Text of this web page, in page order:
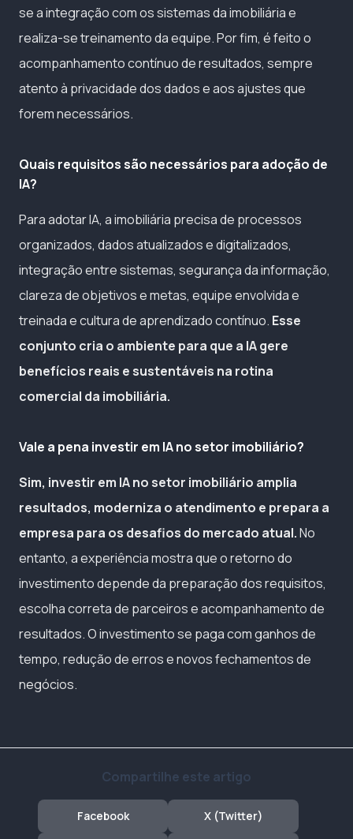
se a integração com os sistemas da imobiliária e
realiza-se treinamento da equipe. Por fim, é feito o
acompanhamento contínuo de resultados, sempre
atento à privacidade dos dados e aos ajustes que
forem necessários.
Quais requisitos são necessários para adoção de
IA?
Para adotar IA, a imobiliária precisa de processos
organizados, dados atualizados e digitalizados,
integração entre sistemas, segurança da informação,
clareza de objetivos e metas, equipe envolvida e
treinada e cultura de aprendizado contínuo. Esse
conjunto cria o ambiente para que a IA gere
benefícios reais e sustentáveis na rotina
comercial da imobiliária.
Vale a pena investir em IA no setor imobiliário?
Sim, investir em IA no setor imobiliário amplia
resultados, moderniza o atendimento e prepara a
empresa para os desafios do mercado atual.No
entanto, a experiência mostra que o retorno do
investimento depende da preparação dos requisitos,
escolha correta de parceiros e acompanhamento de
resultados. O investimento se paga com ganhos de
tempo, redução de erros e novos fechamentos de
negócios.
Compartilhe este artigo
Facebook X (Twitter)